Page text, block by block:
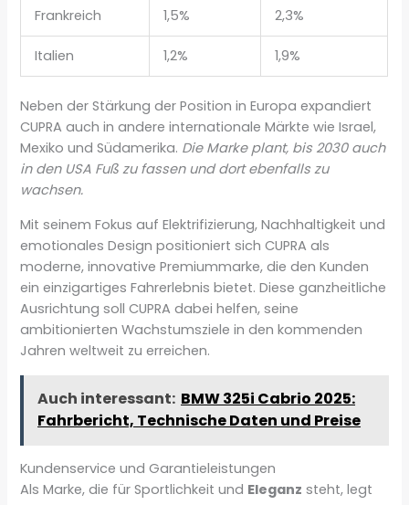
Frankreich 1,5% 2,3%
Italien 1,2% 1,9%
Neben der Stärkung der Position in Europa expandiert
CUPRA auch in andere internationale Märkte wie Israel,
Mexiko und Südamerika. Die Marke plant, bis 2030 auch
in den USA Fuß zu fassen und dort ebenfalls zu
wachsen.
Mit seinem Fokus auf Elektrifizierung, Nachhaltigkeit und
emotionales Design positioniert sich CUPRA als
moderne, innovative Premiummarke, die den Kunden
ein einzigartiges Fahrerlebnis bietet. Diese ganzheitliche
Ausrichtung soll CUPRA dabei helfen, seine
ambitionierten Wachstumsziele in den kommenden
Jahren weltweit zu erreichen.
Auch interessant: BMW 325i Cabrio 2025:
Fahrbericht, Technische Daten und Preise
Kundenservice und Garantieleistungen
Als Marke, die für Sportlichkeit und Eleganz steht, legt